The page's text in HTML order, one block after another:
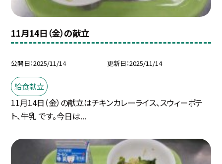
11月14日（金）の献立
公開日 2025/11/14 更新日 2025/11/14
給食献立
11月14日（金）の献立はチキンカレーライス、スウィーポテ
ト、牛乳 です。今日は...